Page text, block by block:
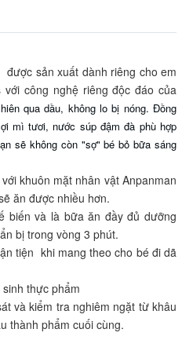
sản xuất dành riêng cho em
công nghệ riêng độc đáo của
qua dầu, không lo bị nóng. Đồng
mì tươi, nước súp đậm đà phù hợp
sẽ không còn "sợ" bé bỏ bữa sáng
khuôn mặt nhân vật Anpanman
ăn được nhiều hơn.
biến và là bữa ăn đầy đủ dưỡng
bị trong vòng 3 phút.
tiện khi mang theo cho bé đi dã
thực phẩm
và kiểm tra nghiêm ngặt từ khâu
thành phẩm cuối cùng.